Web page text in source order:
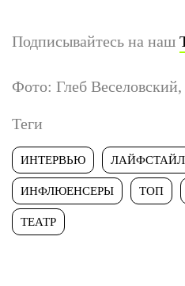
Подписывайтесь на наш
Фото: Глеб
Теги
ИНТЕРВЬЮ ЛАЙФСТАЙЛ
ИНФЛЮЕНСЕРЫ ТОП
ТЕАТР